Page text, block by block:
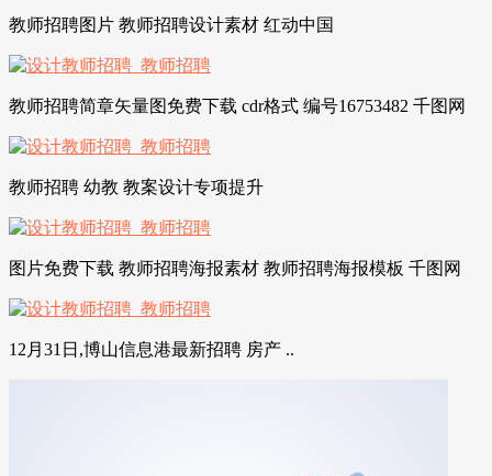
教师招聘图片 教师招聘设计素材 红动中国
教师招聘简章矢量图免费下载 cdr格式 编号16753482 千图网
教师招聘 幼教 教案设计专项提升
图片免费下载 教师招聘海报素材 教师招聘海报模板 千图网
12月31日,博山信息港最新招聘 房产 ..